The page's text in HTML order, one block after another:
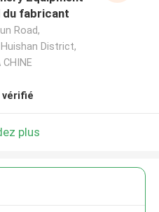
du fabricant
Road,
District,
vérifié
plus